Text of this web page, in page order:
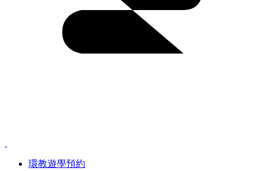
環教遊學預約